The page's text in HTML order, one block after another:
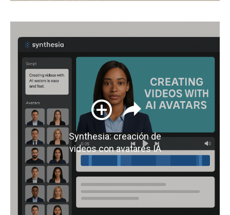
Synthesia: creación de
videos con avatares IA